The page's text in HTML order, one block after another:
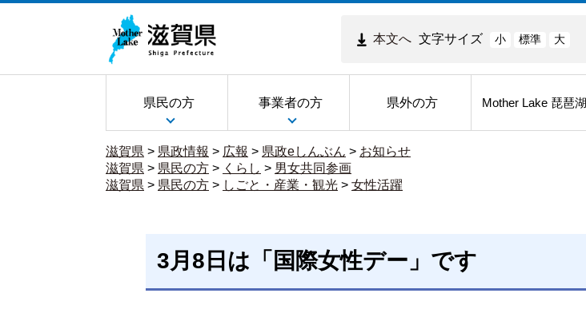
本文へ 文字サイズ 小 標準 大
県民の方 事業者の方 県外の方 Mother Lake 琵琶湖
滋賀県 > 県政情報 > 広報 > 県政eしんぶん > お知らせ
滋賀県 > 県民の方 > くらし > 男女共同参画
滋賀県 > 県民の方 > しごと・産業・観光 > 女性活躍
3月8日は「国際女性デー」です